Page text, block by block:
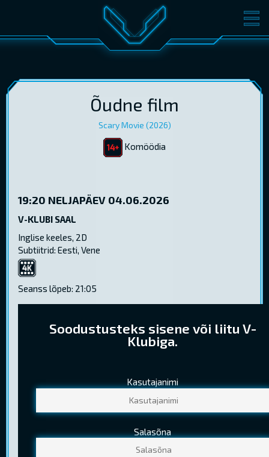
FILMID PILETID
V-KLUBI
KINKEKAARDID
Õudne film
Scary Movie (2026)
Komöödia
19:20 NELJAPÄEV 04.06.2026
V-KLUBI SAAL
Inglise keeles, 2D
Subtiitrid: Eesti, Vene
4K
Seanss lõpeb: 21:05
Soodustusteks sisene või liitu V-
Klubiga.
Kasutajanimi
Salasõna
PILETIHINNAD
Tavapilet 9,50 €
Noortepilet 6,70 €